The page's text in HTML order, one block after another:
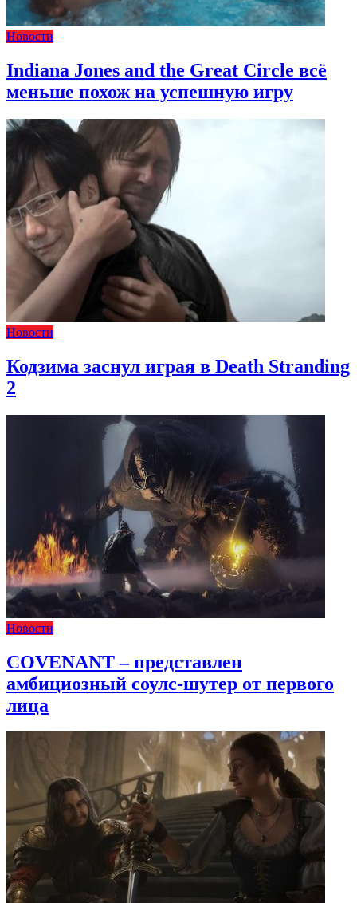
Новости
Indiana Jones and the Great Circle всё
меньше похож на успешную игру
Новости
Кодзима заснул играя в Death Stranding
2
Новости
COVENANT – представлен
амбициозный соулс-шутер от первого
лица